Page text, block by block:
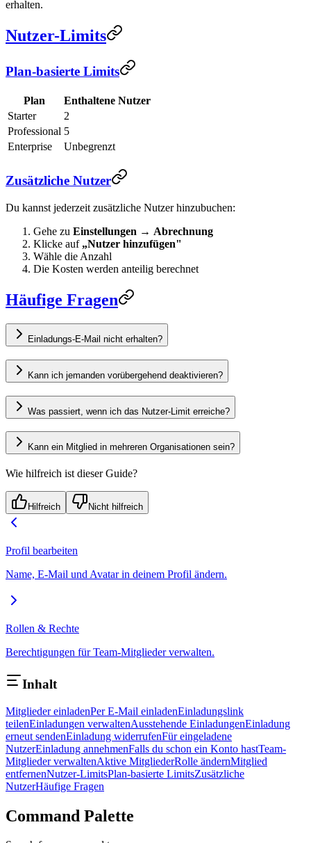
erhalten.
Nutzer-Limits
Plan-basierte Limits
Plan
Enthaltene Nutzer
Starter
2
Professional 5
Enterprise
Unbegrenzt
Zusätzliche Nutzer
Du kannst jederzeit zusätzliche Nutzer hinzubuchen:
Gehe zu Einstellungen → Abrechnung
Klicke auf „Nutzer hinzufügen"
Wähle die Anzahl
Die Kosten werden anteilig berechnet
Häufige Fragen
Einladungs-E-Mail nicht erhalten?
Kann ich jemanden vorübergehend deaktivieren?
Was passiert, wenn ich das Nutzer-Limit erreiche?
Kann ein Mitglied in mehreren Organisationen sein?
Wie hilfreich ist dieser Guide?
Hilfreich Nicht hilfreich
Profil bearbeiten
Name, E-Mail und Avatar in deinem Profil ändern.
Rollen & Rechte
Berechtigungen für Team-Mitglieder verwalten.
Inhalt
Mitglieder einladenPer E-Mail einladenEinladungslink
teilenEinladungen verwaltenAusstehende EinladungenEinladung
erneut sendenEinladung widerrufenFür eingeladene
NutzerEinladung annehmenFalls du schon ein Konto hastTeam-
Mitglieder verwaltenAktive MitgliederRolle ändernMitglied
entfernenNutzer-LimitsPlan-basierte LimitsZusätzliche
NutzerHäufige Fragen
Command Palette